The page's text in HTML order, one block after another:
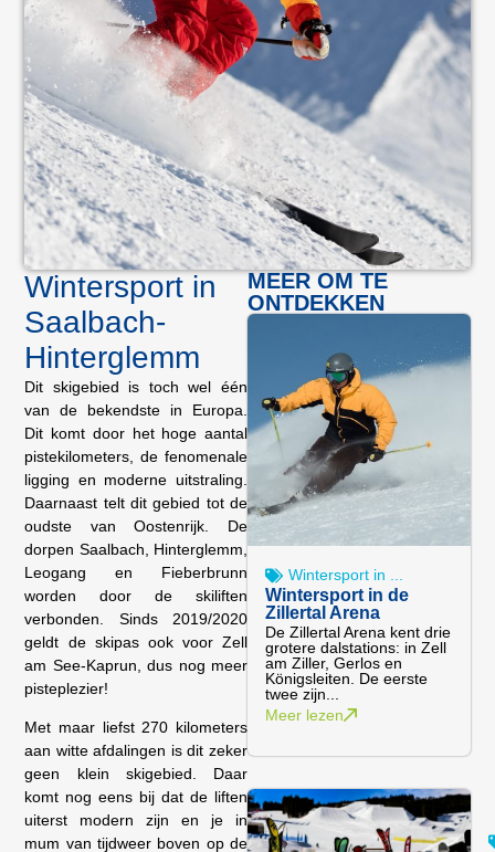
Wintersport in
Saalbach-
Hinterglemm
Dit skigebied is toch wel één
van de bekendste in Europa.
Dit komt door het hoge aantal
pistekilometers, de fenomenale
ligging en moderne uitstraling.
Daarnaast telt dit gebied tot de
oudste van Oostenrijk. De
dorpen Saalbach, Hinterglemm,
Leogang en Fieberbrunn
worden door de skiliften
verbonden. Sinds 2019/2020
geldt de skipas ook voor Zell
am See-Kaprun, dus nog meer
pisteplezier!
Met maar liefst 270 kilometers
aan witte afdalingen is dit zeker
geen klein skigebied. Daar
komt nog eens bij dat de liften
uiterst modern zijn en je in
mum van tijdweer boven op de
MEER OM TE
ONTDEKKEN
Wintersport in ...
Wintersport in de
Zillertal Arena
De Zillertal Arena kent drie
grotere dalstations: in Zell
am Ziller, Gerlos en
Königsleiten. De eerste
twee zijn...
Meer lezen